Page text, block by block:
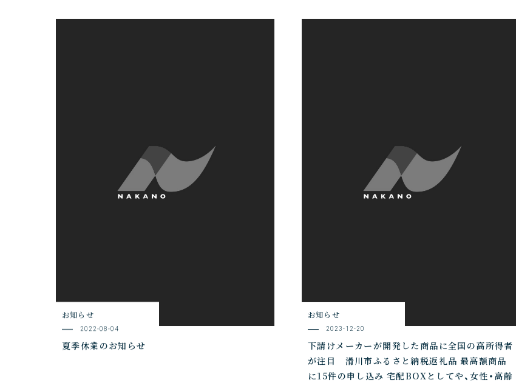
お知らせ
2022-08-04
夏季休業のお知らせ
お知らせ
2023-12-20
下請けメーカーが開発した商品に全国の高所得者
が注目 滑川市ふるさと納税返礼品 最高額商品
に15件の申し込み 宅配BOXとしてや、女性・高齢